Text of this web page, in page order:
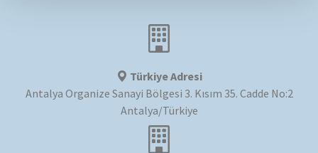
Türkiye Adresi
Antalya Organize Sanayi Bölgesi 3. Kısım 35. Cadde No:2
Antalya/Türkiye